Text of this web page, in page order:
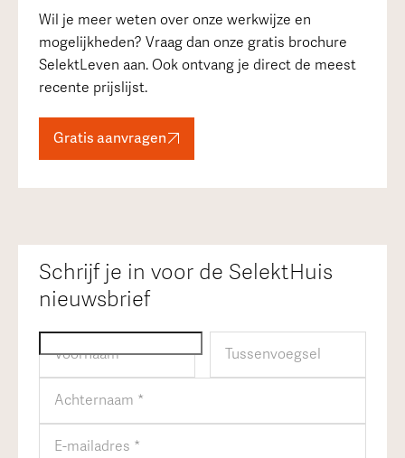
Wil je meer weten over onze werkwijze en
mogelijkheden? Vraag dan onze gratis brochure
SelektLeven aan. Ook ontvang je direct de meest
recente prijslijst.
Gratis aanvragen
Schrijf je in voor de SelektHuis
nieuwsbrief